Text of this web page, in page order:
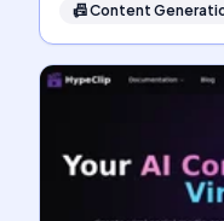
📠Content